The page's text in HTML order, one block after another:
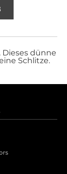
Dieses dünne
Schlitze.